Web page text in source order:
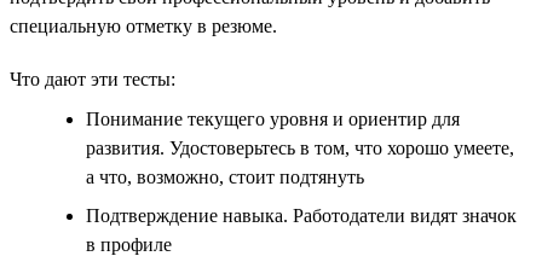
специальную отметку в резюме.
Что дают эти тесты:
Понимание текущего уровня и ориентир для
развития. Удостоверьтесь в том, что хорошо умеете,
а что, возможно, стоит подтянуть
Подтверждение навыка. Работодатели видят значок
в профиле